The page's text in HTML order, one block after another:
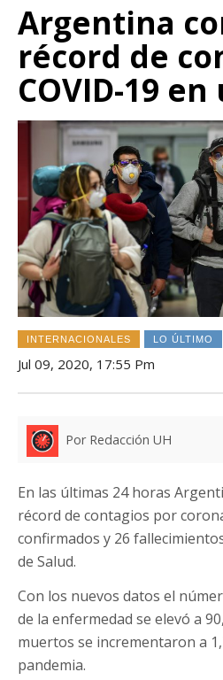
Argentina
récord de
COVID-19
INTERNACIONALES LO ÚLTIMO
Jul 09, 2020, 17:55 Pm
Por Redacción UH
En las últimas 24 horas
récord de contagios por
confirmados y 26
de Salud.
Con los nuevos datos el
de la enfermedad se elevó a
muertos se incrementaron a
pandemia.